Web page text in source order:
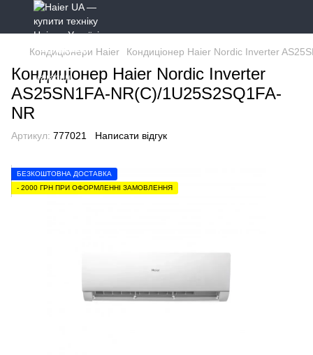
Кондиціонери Haier Кондиціонер Haier Nordic Inverter
Кондиціонер Haier Nordic Inverter
AS25SN1FA-NR(C)/1U25S2SQ1FA-
NR
Артикул: 777021 Написати відгук
БЕЗКОШТОВНА ДОСТАВКА
- 2000 ГРН ПРИ ОФОРМЛЕННІ ЗАМОВЛЕННЯ